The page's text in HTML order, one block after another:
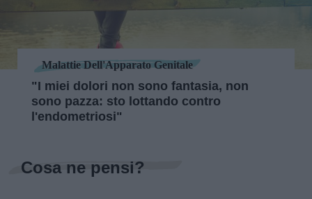
Malattie Dell'Apparato Genitale
"I miei dolori non sono fantasia, non
sono pazza: sto lottando contro
l'endometriosi"
Cosa ne pensi?